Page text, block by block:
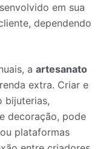
em sua
dependendo
a artesanato
extra. Criar e
bijuterias,
decoração, pode
plataformas